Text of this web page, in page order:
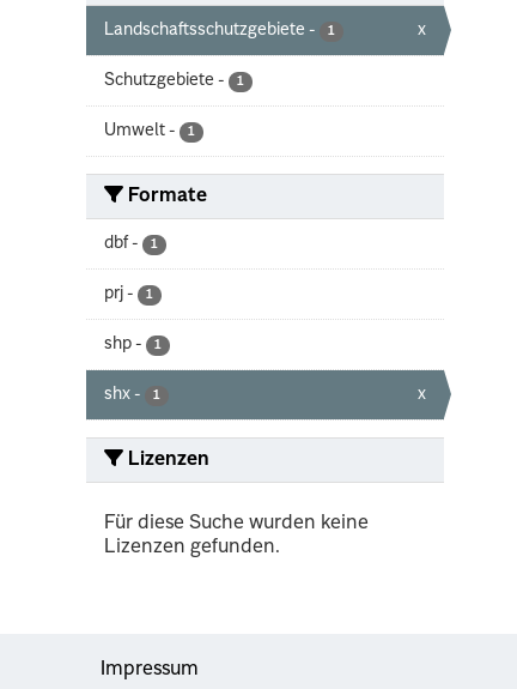
Landschaftsschutzgebiete - 1 x
Schutzgebiete - 1
Umwelt - 1
Formate
dbf - 1
prj - 1
shp - 1
shx - 1 x
Lizenzen
Für diese Suche wurden keine
Lizenzen gefunden.
Impressum